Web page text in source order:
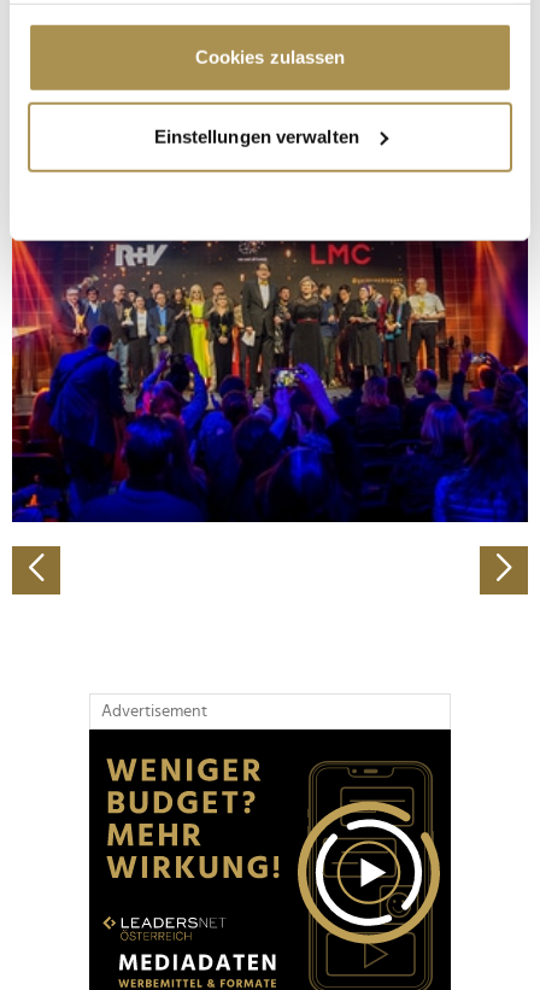
Cookie-Erklärung oder durch Klicken auf das Privacy
Trigger Symbol ändern oder widerrufen
Informationen über Ihre geografische Lage
erfassen, welche bis auf einige Meter genau sein
bestimmten Merkmalen (Fingerprinting) identifizieren
Erfahren Sie mehr darüber, wie Ihre persönlichen Daten
verarbeitet werden, und legen Sie Ihre Präferenzen im
Abschnitt Einzelheiten fest.
Wir verwenden Cookies, um Inhalte und Anzeigen zu
personalisieren, Funktionen für soziale Medien anbieten
zu können und die Zugriffe auf unsere Website zu
analysieren. Außerdem geben wir Informationen zu Ihrer
Verwendung unserer Website an unsere Partner für
soziale Medien, Werbung und Analysen weiter. Unsere
Partner führen diese Informationen möglicherweise mit
Cookies zulassen
Einstellungen verwalten
Advertisement